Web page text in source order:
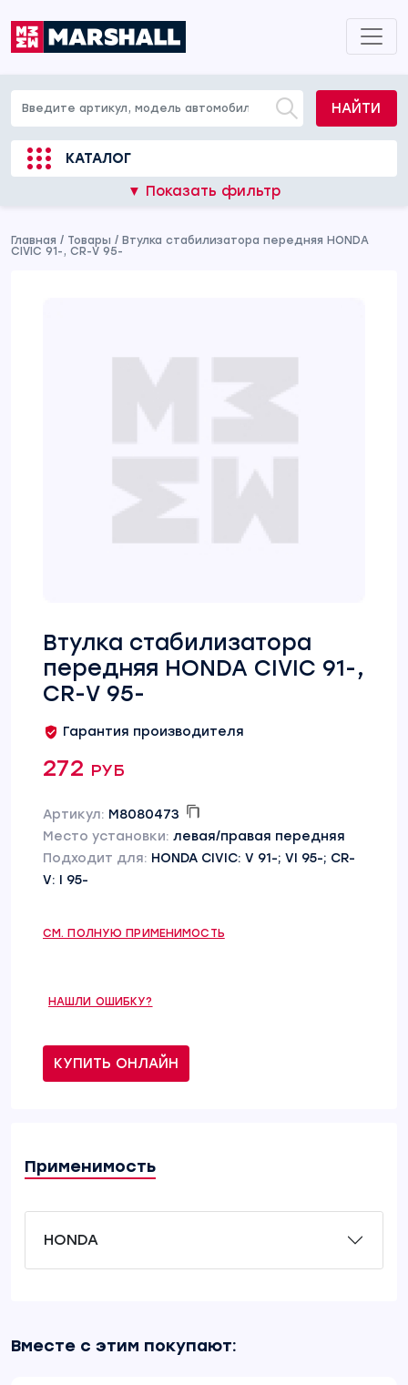
НАЙТИ
КАТАЛОГ
▼ Показать фильтр
Главная / Товары / Втулка стабилизатора передняя HONDA
CIVIC 91-, CR-V 95-
Втулка стабилизатора
передняя HONDA CIVIC 91-,
CR-V 95-
Гарантия производителя
272 руб
Артикул: M8080473
Место установки: левая/правая передняя
Подходит для: HONDA CIVIC: V 91-; VI 95-; CR-
V: I 95-
СМ. ПОЛНУЮ ПРИМЕНИМОСТЬ
НАШЛИ ОШИБКУ?
КУПИТЬ ОНЛАЙН
Применимость
HONDA
Вместе с этим покупают: